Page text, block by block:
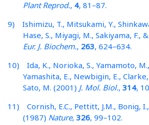
Plant Reprod., 4, 81–87.
9) Ishimizu, T., Mitsukami, Y.,
Hase, S., Miyagi, M., Sakiyama, F.,
Eur. J. Biochem., 263, 624–634.
10) Ida, K., Norioka, S., Yamamoto,
Yamashita, E., Newbigin, E.,
Sato, M. (2001) J. Mol. Biol., 314,
11) Cornish, E.C., Pettitt, J.M., Bonig,
(1987) Nature, 326, 99–102.